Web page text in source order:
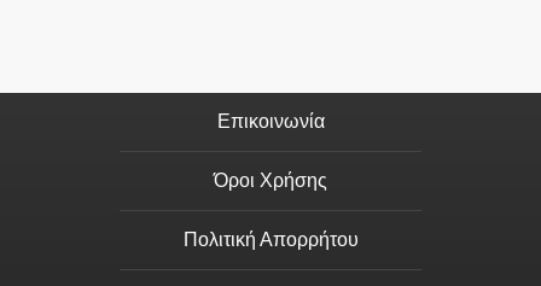
Επικοινωνία
Όροι Χρήσης
Πολιτική Απορρήτου